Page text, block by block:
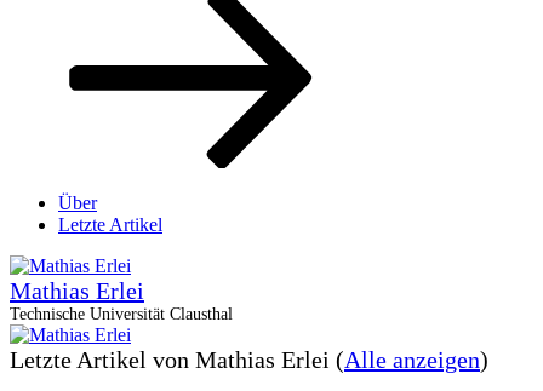
Über
Letzte Artikel
Mathias Erlei
Technische Universität Clausthal
Letzte Artikel von Mathias Erlei (Alle anzeigen)